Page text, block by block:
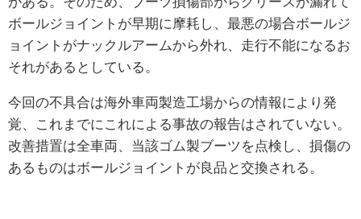
ボールジョイントが早期に摩耗し、最悪の場合ボールジ
ョイントがナックルアームから外れ、走行不能になるお
それがあるとしている。
今回の不具合は海外車両製造工場からの情報により発
覚、これまでにこれによる事故の報告はされていない。
改善措置は全車両、当該ゴム製ブーツを点検し、損傷の
あるものはボールジョイントが良品と交換される。